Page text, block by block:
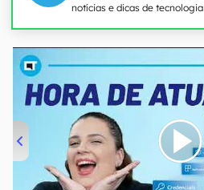
notícias e dicas de tecnologia